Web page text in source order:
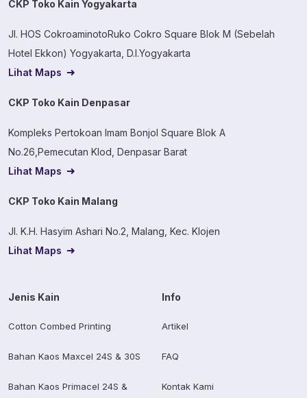
CKP Toko Kain Yogyakarta
Jl. HOS CokroaminotoRuko Cokro Square Blok M (Sebelah
Hotel Ekkon) Yogyakarta, D.I.Yogyakarta
Lihat Maps
CKP Toko Kain Denpasar
Kompleks Pertokoan Imam Bonjol Square Blok A
No.26,Pemecutan Klod, Denpasar Barat
Lihat Maps
CKP Toko Kain Malang
Jl. K.H. Hasyim Ashari No.2, Malang, Kec. Klojen
Lihat Maps
Jenis Kain
Cotton Combed Printing
Bahan Kaos Maxcel 24S & 30S
Bahan Kaos Primacel 24S &
Info
Artikel
FAQ
Kontak Kami